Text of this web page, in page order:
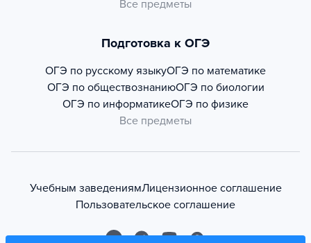
Все предметы
Подготовка к ОГЭ
ОГЭ по русскому языкуОГЭ по математике
ОГЭ по обществознаниюОГЭ по биологии
ОГЭ по информатикеОГЭ по физике
Все предметы
Учебным заведениямЛицензионное соглашение
Пользовательское соглашение